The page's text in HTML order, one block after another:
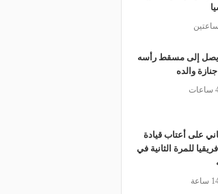
إلى مسقط رأسه
والده
على أعتاب قيادة
للمرة الثانية في